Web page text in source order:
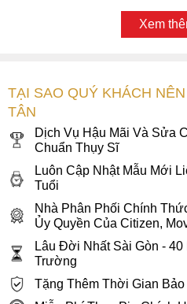
Xem
TẠI SAO QUÝ KHÁCH
TÂN
Dịch Vụ Hậu Mãi Và Sửa
Chuẩn Thụy Sĩ
Luôn Cập Nhật Mẫu Mới
Tuổi
Nhà Phân Phối Chính
Ủy Quyền Của Citizen,
Lâu Đời Nhất Sài Gòn -
Trường
Tặng Thêm Thời Gian